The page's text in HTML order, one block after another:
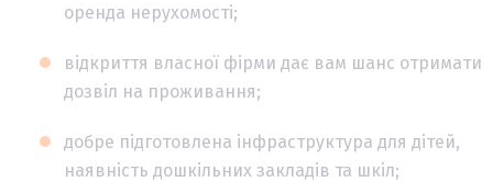
оренда нерухомості;
відкриття власної фірми дає вам шанс отримати
дозвіл на проживання;
добре підготовлена ​​інфраструктура для дітей,
наявність дошкільних закладів та шкіл;